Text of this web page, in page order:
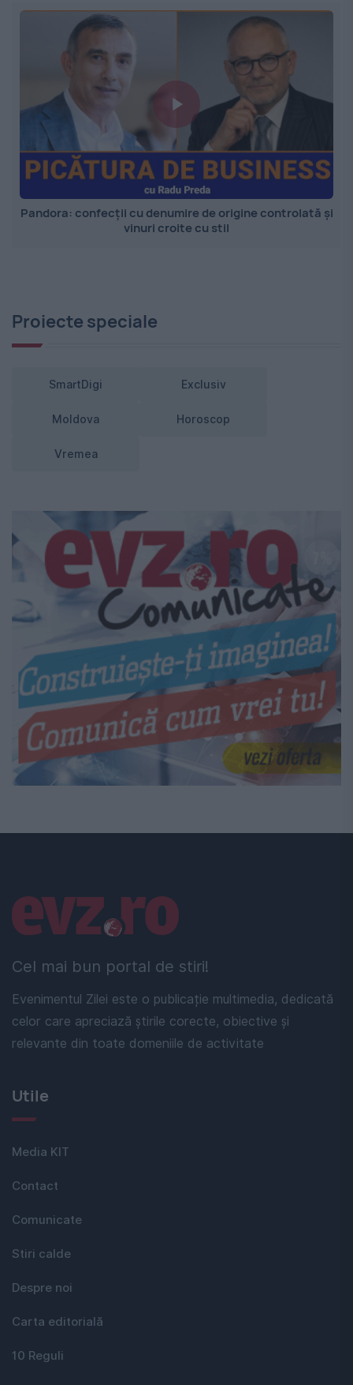
Pandora: confecții cu denumire de origine controlată și
vinuri croite cu stil
Proiecte speciale
SmartDigi Exclusiv
Moldova Horoscop
Vremea
Cel mai bun portal de stiri!
Evenimentul Zilei este o publicație multimedia, dedicată
celor care apreciază știrile corecte, obiective și
relevante din toate domeniile de activitate
Linkuri utile
Utile
Media KIT
Contact
Comunicate
Stiri calde
Despre noi
Carta editorială
10 Reguli